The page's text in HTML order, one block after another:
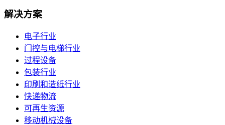
解决方案
电子行业
门控与电梯行业
过程设备
包装行业
印刷和造纸行业
快递物流
可再生资源
移动机械设备